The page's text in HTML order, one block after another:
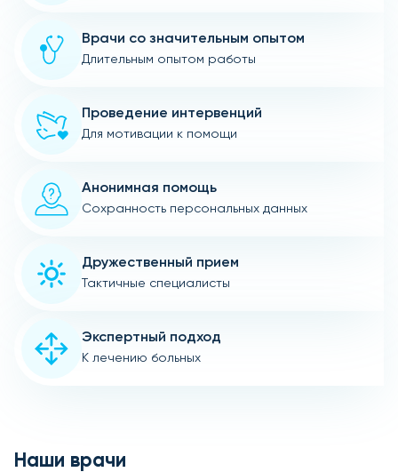
Врачи со значительным опытом
Длительным опытом работы
Проведение интервенций
Для мотивации к помощи
Анонимная помощь
Сохранность персональных данных
Дружественный прием
Тактичные специалисты
Экспертный подход
К лечению больных
Наши врачи